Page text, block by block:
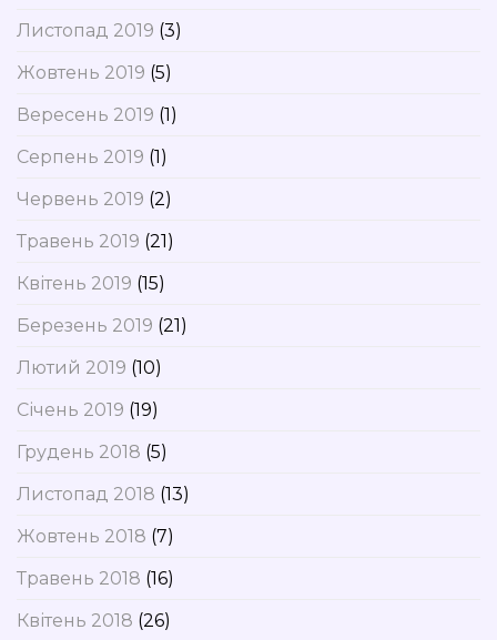
Листопад 2019 (3)
Жовтень 2019 (5)
Вересень 2019 (1)
Серпень 2019 (1)
Червень 2019 (2)
Травень 2019 (21)
Квітень 2019 (15)
Березень 2019 (21)
Лютий 2019 (10)
Січень 2019 (19)
Грудень 2018 (5)
Листопад 2018 (13)
Жовтень 2018 (7)
Травень 2018 (16)
Квітень 2018 (26)